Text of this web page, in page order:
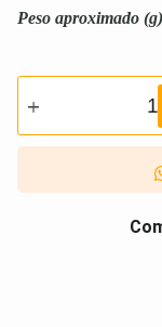
Peso aproximado